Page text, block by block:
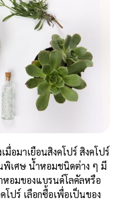
อมาเยือนสิงคโปร์ สิงคโปร์
เศษ น้ำหอมชนิดต่าง ๆ มี
หอมของแบรนด์โลคัลหรือ
โปร์ เลือกซื้อเพื่อเป็นของ